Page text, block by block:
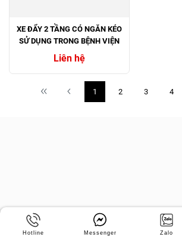
XE ĐẨY 2 TẦNG CÓ NGĂN KÉO
SỬ DỤNG TRONG BỆNH VIỆN
Liên hệ
1 2 3 4
Hotline Messenger Zalo